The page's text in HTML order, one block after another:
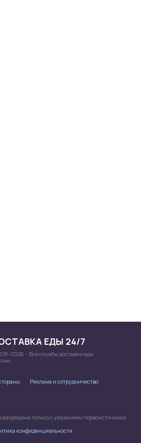
ЕДЫ 24/7
– Все службы доставки еды
Реклама и сотрудничество
разрешена только с указанием первоисточника
конфиденциальности